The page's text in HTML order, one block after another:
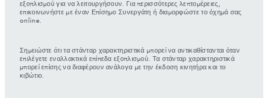
εξοπλισμού για να λειτουργήσουν. Για περισσότερες λεπτομέρειες,
επικοινωνήστε με έναν Επίσημο Συνεργάτη ή διαμορφώστε το όχημά σας
online.
Σημειώστε ότι τα στάνταρ χαρακτηριστικά μπορεί να αντικαθίστανται όταν
επιλέγετε εναλλακτικά επίπεδα εξοπλισμού. Τα στάνταρ χαρακτηριστικά
μπορεί επίσης να διαφέρουν ανάλογα με την έκδοση κινητήρα και το
κιβώτιο.